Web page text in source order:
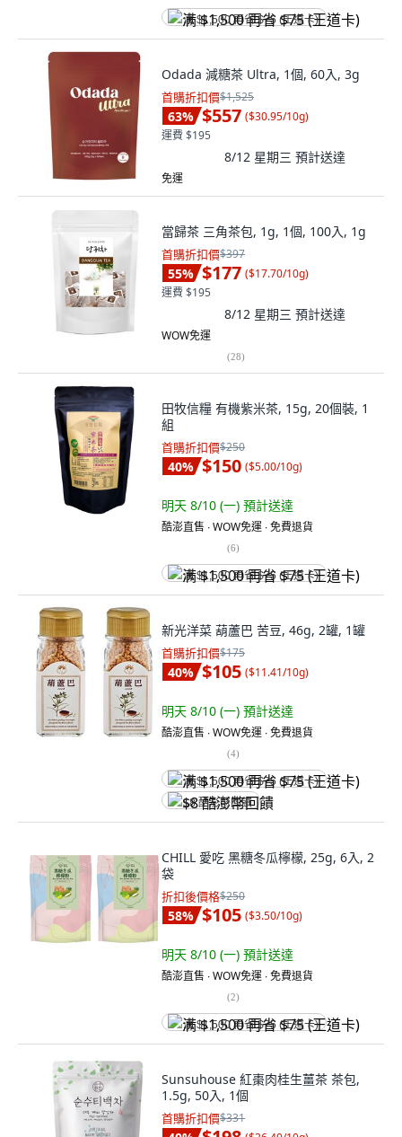
满 $1,500 再省 $75 (王道卡)
Odada 減糖茶 Ultra, 1個, 60入, 3g
首購折扣價$1,525
63% $557 ($30.95/10g)
運費 $195
8/12 星期三 預計送達
免運
當歸茶 三角茶包, 1g, 1個, 100入, 1g
首購折扣價$397
55% $177 ($17.70/10g)
運費 $195
8/12 星期三 預計送達
WOW免運
(28)
田牧信糧 有機紫米茶, 15g, 20個裝, 1
組
首購折扣價$250
40% $150 ($5.00/10g)
明天 8/10 (一) 預計送達
酷澎直售 ∙ WOW免運 ∙ 免費退貨
(6)
满 $1,500 再省 $75 (王道卡)
新光洋菜 葫蘆巴 苦豆, 46g, 2罐, 1罐
首購折扣價$175
40% $105 ($11.41/10g)
明天 8/10 (一) 預計送達
酷澎直售 ∙ WOW免運 ∙ 免費退貨
(4)
满 $1,500 再省 $75 (王道卡)
$8 酷澎幣回饋
CHILL 愛吃 黑糖冬瓜檸檬, 25g, 6入, 2
袋
折扣後價格$250
58% $105 ($3.50/10g)
明天 8/10 (一) 預計送達
酷澎直售 ∙ WOW免運 ∙ 免費退貨
(2)
满 $1,500 再省 $75 (王道卡)
Sunsuhouse 紅棗肉桂生薑茶 茶包,
1.5g, 50入, 1個
首購折扣價$331